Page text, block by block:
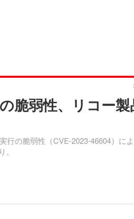
脆弱性、リコー製
の脆弱性（CVE-2023-46604）に